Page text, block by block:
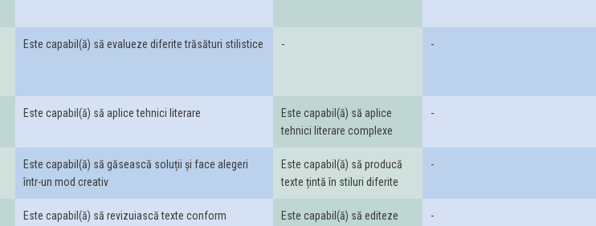
Este capabil(ă) să evalueze diferite trăsături stilistice - -
Este capabil(ă) să aplice tehnici literare
Este capabil(ă) să aplice
tehnici literare complexe
-
Este capabil(ă) să găsească soluții și face alegeri
într-un mod creativ
Este capabil(ă) să producă
texte țintă în stiluri diferite
-
Este capabil(ă) să revizuiască texte conform
Este capabil(ă) să editeze
-